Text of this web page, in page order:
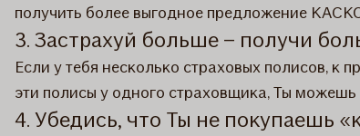
получить более выгодное предложение
3. Застрахуй больше – получи
Если у тебя несколько страховых полисов, к
эти полисы у одного страховщика, Ты
4. Убедись, что Ты не покупаешь